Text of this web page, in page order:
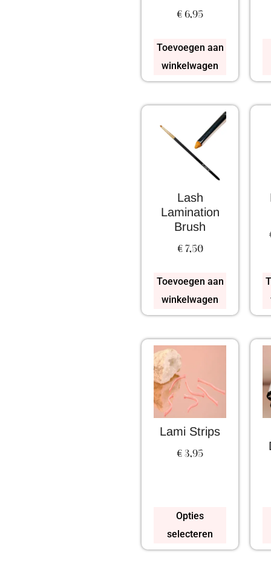
€6,95
Toevoegen aan
winkelwagen
Lash
Lamination
Brush
€7,50
Toevoegen aan
winkelwagen
Lami Strips
€3,95
Opties
selecteren